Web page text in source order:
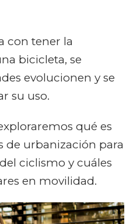
con tener la
bicicleta, se
evolucionen y se
su uso.
qué es
de urbanización para
ciclismo y cuáles
en movilidad.